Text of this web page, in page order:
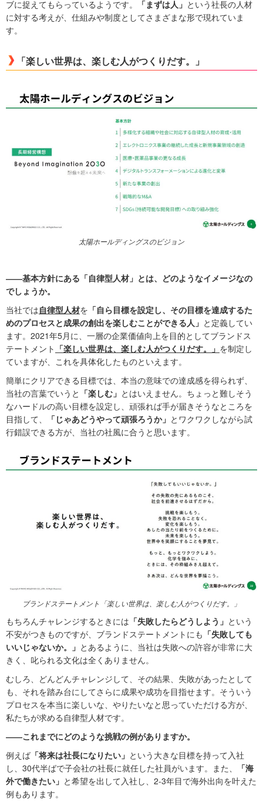
ブに捉えてもらっているようです。 「まずは人」 という社長の人材
に対する考えが、仕組みや制度としてさまざまな形で現れていま
す。
「楽しい世界は、楽しむ人がつくりだす。」
太陽ホールディングスのビジョン
――基本方針にある「自律型人材」とは、どのようなイメージなの
でしょうか。
当社では自律型人材を 「自ら目標を設定し、その目標を達成するた
めのプロセスと成果の創出を楽しむことができる人」 と定義してい
ます。2021年5月に、一層の企業価値向上を目的としてブランドス
テートメント 「楽しい世界は、楽しむ人がつくりだす。」 を制定し
ていますが、これを具体化したものといえます。
簡単にクリアできる目標では、本当の意味での達成感を得られず、
当社の言葉でいうと 「楽しむ」 とはいえません。ちょっと難しそう
なハードルの高い目標を設定し、頑張れば手が届きそうなところを
目指して、
「じゃあどうやって頑張ろうか」 とワクワクしながら試
行錯誤できる方が、当社の社風に合うと思います。
ブランドステートメント「楽しい世界は、楽しむ人がつくりだす。」
もちろんチャレンジするときには 「失敗したらどうしよう」 という
不安がつきものですが、ブランドステートメントにも 「失敗しても
いいじゃないか。」 とあるように、当社は失敗への許容が非常に大
きく、叱られる文化は全くありません。
むしろ、どんどんチャレンジして、その結果、失敗があったとして
も、それを踏み台にしてさらに成果や成功を目指せます。そういう
プロセスを本当に楽しいな、やりたいなと思っていただける方が、
私たちが求める自律型人材です。
――これまでにどのような挑戦の例がありますか。
例えば 「将来は社長になりたい」 という大きな目標を持って入社
し、30代半ばで子会社の社長に就任した社員がいます。また、
「海
外で働きたい」 と希望を出して入社し、2-3年目で海外出向を叶えた
例もあります。